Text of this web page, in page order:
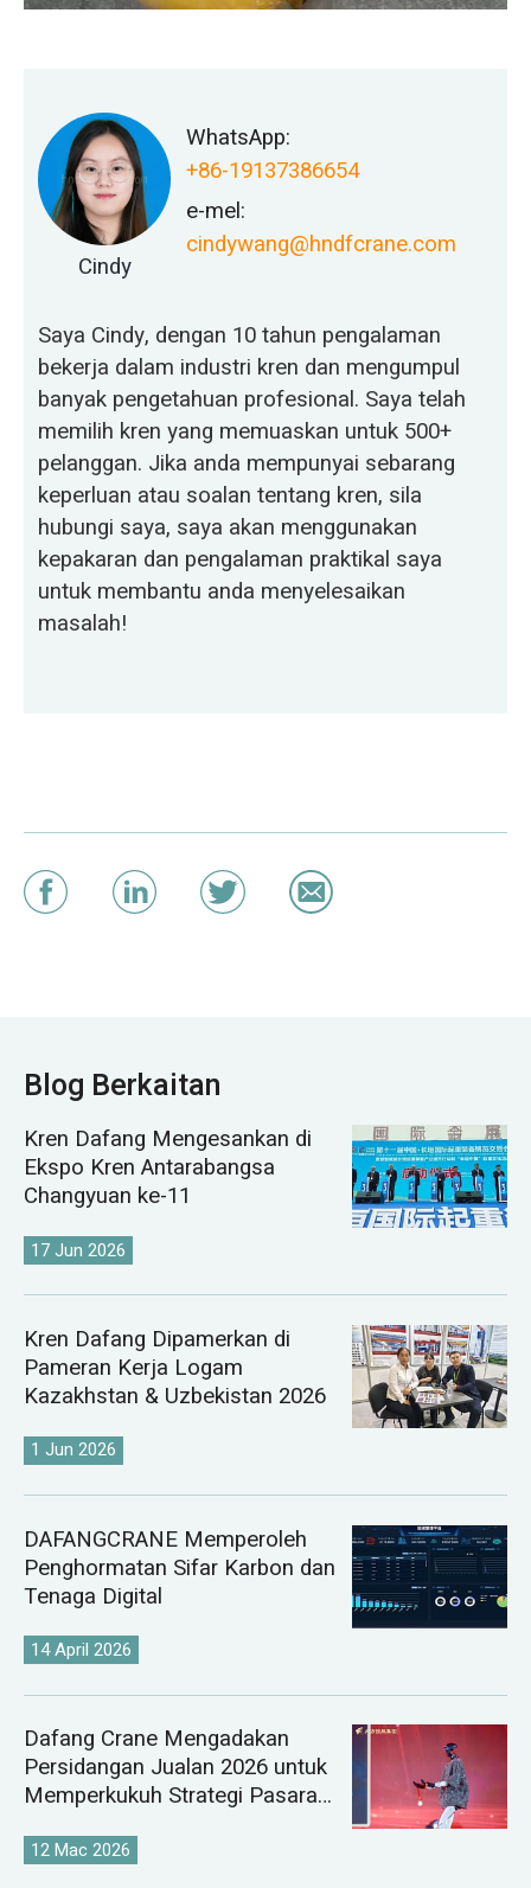
Cindy
WhatsApp:
+86-19137386654
e-mel:
cindywang@hndfcrane.com
Saya Cindy, dengan 10 tahun pengalaman
bekerja dalam industri kren dan mengumpul
banyak pengetahuan profesional. Saya telah
memilih kren yang memuaskan untuk 500+
pelanggan. Jika anda mempunyai sebarang
keperluan atau soalan tentang kren, sila
hubungi saya, saya akan menggunakan
kepakaran dan pengalaman praktikal saya
untuk membantu anda menyelesaikan
masalah!
Blog Berkaitan
Kren Dafang Mengesankan di
Ekspo Kren Antarabangsa
Changyuan ke-11
17 Jun 2026
Kren Dafang Dipamerkan di
Pameran Kerja Logam
Kazakhstan & Uzbekistan 2026
1 Jun 2026
DAFANGCRANE Memperoleh
Penghormatan Sifar Karbon dan
Tenaga Digital
14 April 2026
Dafang Crane Mengadakan
Persidangan Jualan 2026 untuk
Memperkukuh Strategi Pasaran
12 Mac 2026